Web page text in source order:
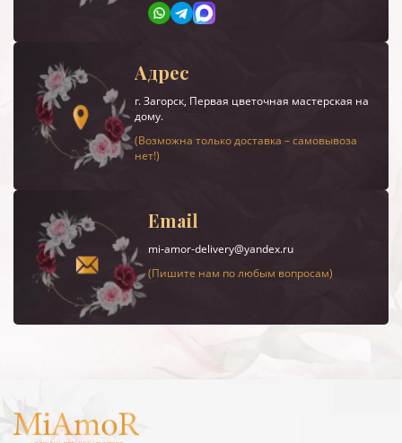
Адрес
г.Загорск, Первая цветочная мастерская на
дому.
(Возможна только доставка – самовывоза
нет!)
Email
mi-amor-delivery@yandex.ru
(Пишите нам по любым вопросам)